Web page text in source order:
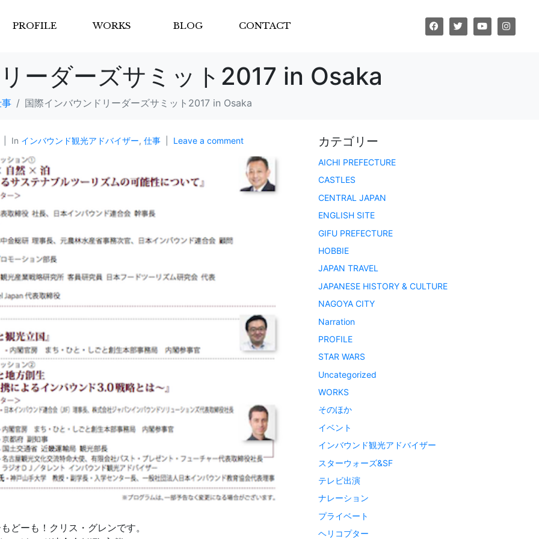
PROFILE WORKS BLOG CONTACT
ーダーズサミット2017 in Osaka
国際インバウンドリーダーズサミット2017 in Osaka
In インバウンド観光アドバイザー, 仕事 Leave a comment
どーも！クリス・グレンです。
カテゴリー
AICHI PREFECTURE
CASTLES
CENTRAL JAPAN
ENGLISH SITE
GIFU PREFECTURE
HOBBIE
JAPAN TRAVEL
JAPANESE HISTORY & CULTURE
NAGOYA CITY
Narration
PROFILE
STAR WARS
Uncategorized
WORKS
そのほか
イベント
インバウンド観光アドバイザー
スターウォーズ&SF
テレビ出演
ナレーション
プライベート
ヘリコプター